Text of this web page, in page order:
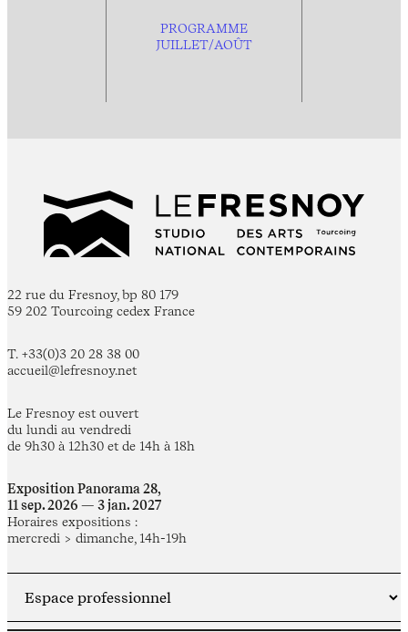
PROGRAMME
JUILLET/AOÛT
22 rue du Fresnoy, bp 80 179
59 202 Tourcoing cedex France
T. +33(0)3 20 28 38 00
accueil@lefresnoy.net
Le Fresnoy est ouvert
du lundi au vendredi
de 9h30 à 12h30 et de 14h à 18h
Exposition Panorama 28,
11 sep. 2026 — 3 jan. 2027
Horaires expositions :
mercredi > dimanche, 14h-19h